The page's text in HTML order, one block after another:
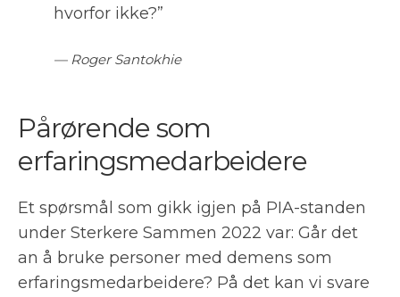
hvorfor ikke?”
Roger Santokhie
Pårørende som
erfaringsmedarbeidere
Et spørsmål som gikk igjen på PIA-standen
under Sterkere Sammen 2022 var: Går det
an å bruke personer med demens som
erfaringsmedarbeidere? På det kan vi svare